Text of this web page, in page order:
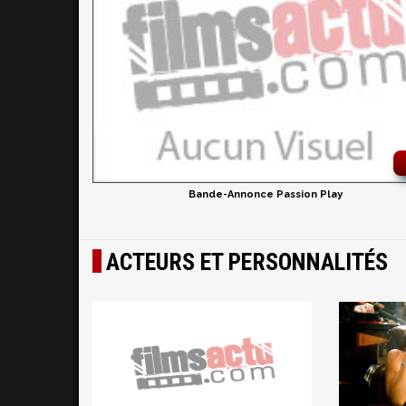
Bande-Annonce Passion Play
ACTEURS ET PERSONNALITÉS